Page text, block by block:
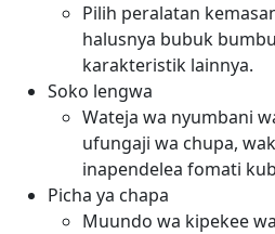
Pilih peralatan
halusnya bubuk
karakteristik lainnya.
Soko lengwa
Wateja wa nyumbani
ufungaji wa chupa,
inapendelea fomati
Picha ya chapa
Muundo wa kipekee